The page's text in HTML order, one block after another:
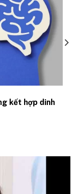
kết hợp dinh